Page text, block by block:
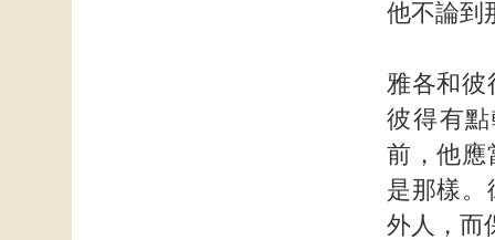
他不論到
雅各和彼
彼得有
前，他應
是那樣。
外人，而